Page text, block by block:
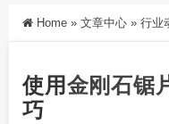
Home » 文章中心 » 行业
使用金刚石锯
巧